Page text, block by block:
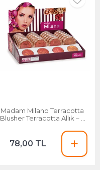
Madam Milano Terracotta
Blusher Terracotta Allık – 4
78,00 TL